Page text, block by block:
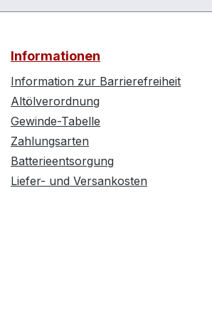
Informationen
Information zur Barrierefreiheit
Altölverordnung
Gewinde-Tabelle
Zahlungsarten
Batterieentsorgung
Liefer- und Versankosten